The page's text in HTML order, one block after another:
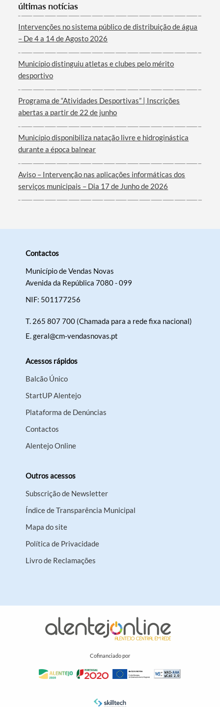
últimas notícias
Intervenções no sistema público de distribuição de água
– De 4 a 14 de Agosto 2026
Município distinguiu atletas e clubes pelo mérito
desportivo
Programa de “Atividades Desportivas” | Inscrições
abertas a partir de 22 de junho
Município disponibiliza natação livre e hidroginástica
durante a época balnear
Aviso – Intervenção nas aplicações informáticas dos
serviços municipais – Dia 17 de Junho de 2026
Contactos
Município de Vendas Novas
Avenida da República 7080 - 099
NIF: 501177256
T. 265 807 700 (Chamada para a rede fixa nacional)
E.geral@cm-vendasnovas.pt
Acessos rápidos
Balcão Único
StartUP Alentejo
Plataforma de Denúncias
Contactos
Alentejo Online
Outros acessos
Subscrição de Newsletter
Índice de Transparência Municipal
Mapa do site
Política de Privacidade
Livro de Reclamações
Cofinanciado por